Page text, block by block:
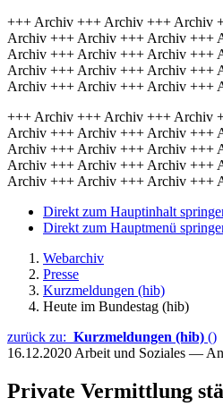
+++ Archiv +++ Archiv +++ Archiv
Archiv +++ Archiv +++ Archiv +++
Archiv +++ Archiv +++ Archiv +++
Archiv +++ Archiv +++ Archiv +++
Archiv +++ Archiv +++ Archiv +++
+++ Archiv +++ Archiv +++ Archiv
Archiv +++ Archiv +++ Archiv +++
Archiv +++ Archiv +++ Archiv +++
Archiv +++ Archiv +++ Archiv +++
Archiv +++ Archiv +++ Archiv +++
Direkt zum Hauptinhalt
Direkt zum Hauptmenü
Webarchiv
Presse
Kurzmeldungen (hib)
Heute im Bundestag (hib)
zurück zu: Kurzmeldungen (hib) ()
16.12.2020 Arbeit und Soziales —
Private Vermittlung